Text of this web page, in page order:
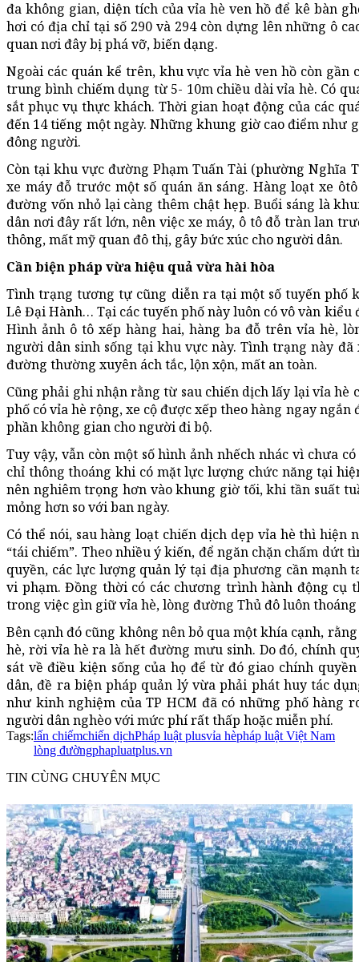
đa không gian, diện tích của vỉa hè ven hồ để kê bàn
hơi có địa chỉ tại số 290 và 294 còn dựng lên những ô
quan nơi đây bị phá vỡ, biến dạng.
Ngoài các quán kể trên, khu vực vỉa hè ven hồ còn gần
trung bình chiếm dụng từ 5- 10m chiều dài vỉa hè. Có
sắt phục vụ thực khách. Thời gian hoạt động của các
đến 14 tiếng một ngày. Những khung giờ cao điểm
đông người.
Còn tại khu vực đường Phạm Tuấn Tài (phường Nghĩa
xe máy đỗ trước một số quán ăn sáng. Hàng loạt xe
đường vốn nhỏ lại càng thêm chật hẹp. Buổi sáng là
dân nơi đây rất lớn, nên việc xe máy, ô tô đỗ tràn lan
thông, mất mỹ quan đô thị, gây bức xúc cho người dân.
Cần biện pháp vừa hiệu quả vừa hài hòa
Tình trạng tương tự cũng diễn ra tại một số tuyến phố
Lê Đại Hành… Tại các tuyến phố này luôn có vô vàn
Hình ảnh ô tô xếp hàng hai, hàng ba đỗ trên vỉa hè,
người dân sinh sống tại khu vực này. Tình trạng này
đường thường xuyên ách tắc, lộn xộn, mất an toàn.
Cũng phải ghi nhận rằng từ sau chiến dịch lấy lại vỉa hè
phố có vỉa hè rộng, xe cộ được xếp theo hàng ngay
phần không gian cho người đi bộ.
Tuy vậy, vẫn còn một số hình ảnh nhếch nhác vì chưa
chỉ thông thoáng khi có mặt lực lượng chức năng tại
nên nghiêm trọng hơn vào khung giờ tối, khi tần suất
mỏng hơn so với ban ngày.
Có thể nói, sau hàng loạt chiến dịch dẹp vỉa hè thì
“tái chiếm”. Theo nhiều ý kiến, để ngăn chặn chấm dứt
quyền, các lực lượng quản lý tại địa phương cần mạnh
vi phạm. Đồng thời có các chương trình hành động cụ
trong việc gìn giữ vỉa hè, lòng đường Thủ đô luôn thoáng
Bên cạnh đó cũng không nên bỏ qua một khía cạnh,
hè, rời vỉa hè ra là hết đường mưu sinh. Do đó, chính
sát về điều kiện sống của họ để từ đó giao chính
dân, đề ra biện pháp quản lý vừa phải phát huy tác
như kinh nghiệm của TP HCM đã có những phố hàng
người dân nghèo với mức phí rất thấp hoặc miễn phí.
Tags:lấn chiếmchiến dịchPháp luật plusvỉa hèpháp luật Việt Nam
lòng đườngphapluatplus.vn
TIN CÙNG CHUYÊN MỤC